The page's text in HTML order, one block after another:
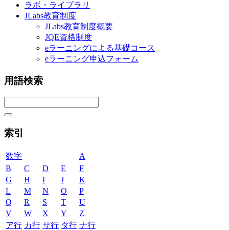
ラボ・ライブラリ
JLabs教育制度
JLabs教育制度概要
JQE資格制度
eラーニングによる基礎コース
eラーニング申込フォーム
用語検索
索引
数字
A
B
C D E
F
G
H I J
K
L
M N O
P
Q
R S T
U
V
W X Y
Z
ア行 カ行 サ行 タ行 ナ行